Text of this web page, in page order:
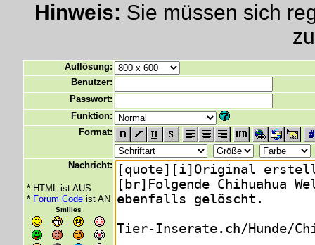
Hinweis: Sie müssen sich
Auflösung:
Benutzer:
Passwort:
Funktion:
Format:
Nachricht:
* HTML ist AUS
* Forum Codeist AN
Smilies